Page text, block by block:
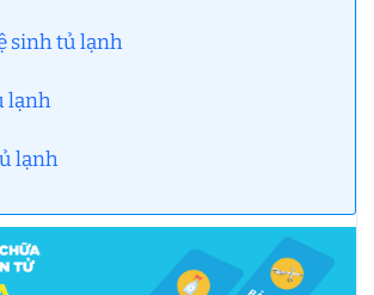
sinh tủ lạnh
lạnh
lạnh